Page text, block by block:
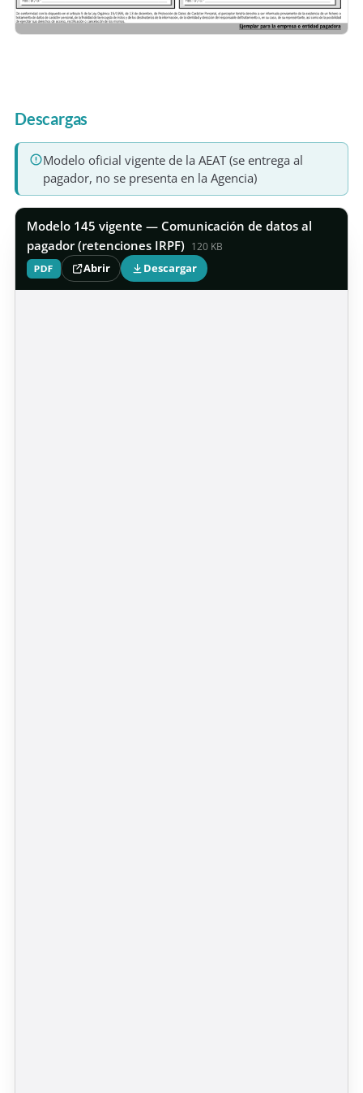
Descargas
Modelo oficial vigente de la AEAT (se entrega al
pagador, no se presenta en la Agencia)
PDF
Modelo 145 vigente — Comunicación de datos al
pagador (retenciones IRPF) 120 KB
Abrir Descargar